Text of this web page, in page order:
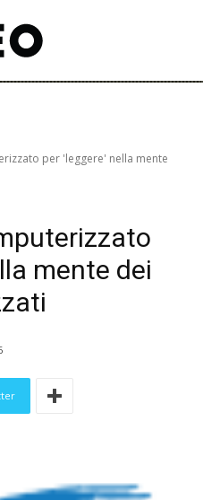
per 'leggere' nella mente
mente dei